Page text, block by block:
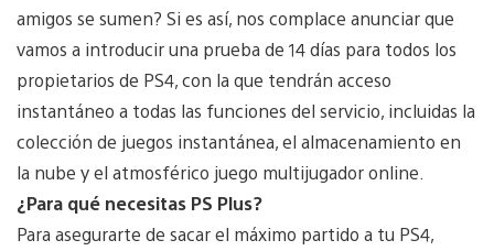
amigos se sumen? Si es así, nos complace anunciar que
vamos a introducir una prueba de 14 días para todos los
propietarios de PS4, con la que tendrán acceso
instantáneo a todas las funciones del servicio, incluidas la
colección de juegos instantánea, el almacenamiento en
la nube y el atmosférico juego multijugador online.
¿Para qué necesitas PS Plus?
Para asegurarte de sacar el máximo partido a tu PS4,